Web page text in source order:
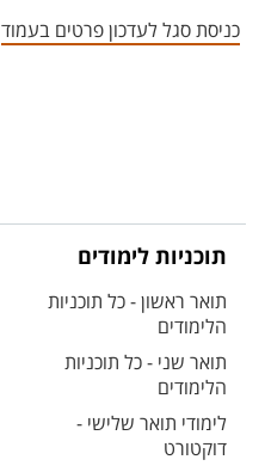
כניסת סגל לעדכון פרטים בעמוד
תוכניות לימודים
תואר ראשון - כל תוכניות
הלימודים
תואר שני - כל תוכניות
הלימודים
לימודי תואר שלישי -
דוקטורט